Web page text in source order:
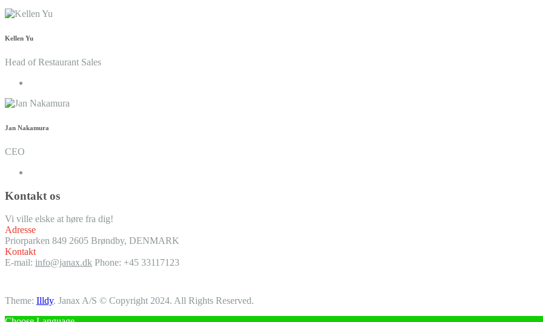
Kellen Yu
Head of Restaurant Sales
Jan Nakamura
CEO
Kontakt os
Vi ville elske at høre fra dig!
Adresse
Priorparken 849 2605 Brøndby, DENMARK
Kontakt
E-mail: info@janax.dk Phone: +45 33117123
Theme: Illdy. Janax A/S © Copyright 2024. All Rights Reserved.